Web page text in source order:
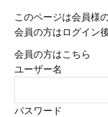
このページは会員様
会員の方はログイン
会員の方はこちら
ユーザー名
パスワード